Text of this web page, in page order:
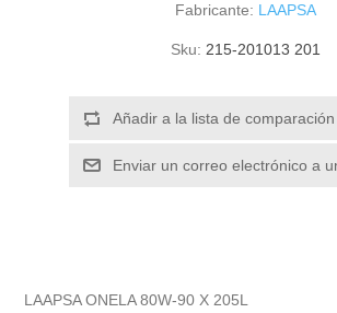
Fabricante: LAAPSA
Sku: 215-201013 201
LAAPSA ONELA 80W-90 X 205L